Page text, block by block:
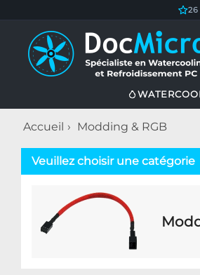
Accueil Modding & RGB
Veuillez choisir une catégorie